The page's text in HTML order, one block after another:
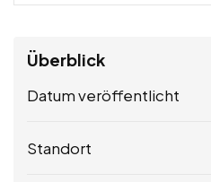
Überblick
Datum veröffentlicht
Standort